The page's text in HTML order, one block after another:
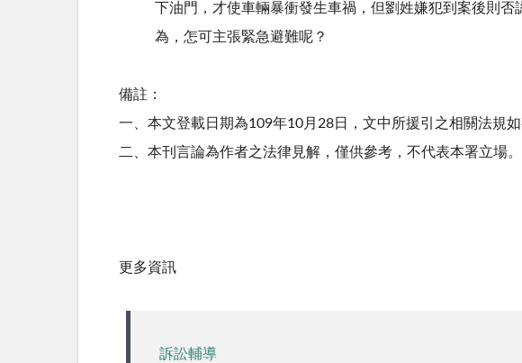
下油門，才使車輛暴衝發生車禍，但劉姓嫌犯到案後則
為，怎可主張緊急避難呢？
備註：
一、本文登載日期為109年10月28日，文中所援引之相關法規
二、本刊言論為作者之法律見解，僅供參考，不代表本署立場。
更多資訊
訴訟輔導